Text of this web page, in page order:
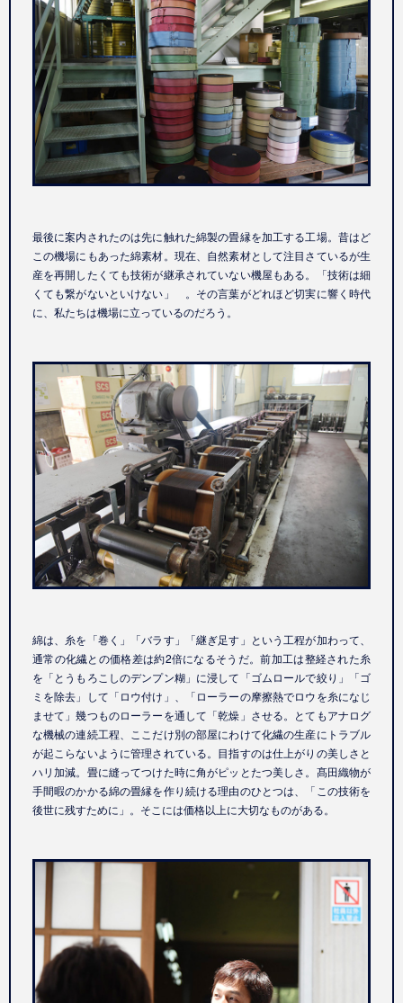
最後に案内されたのは先に触れた綿製の畳縁を加工する工場。昔はど
この機場にもあった綿素材。現在、自然素材として注目さているが生
産を再開したくても技術が継承されていない機屋もある。「技術は細
くても繋がないといけない」 。その言葉がどれほど切実に響く時代
に、私たちは機場に立っているのだろう。
綿は、糸を「巻く」「バラす」「継ぎ足す」という工程が加わって、
通常の化繊との価格差は約2倍になるそうだ。前加工は整経された糸
を「とうもろこしのデンプン糊」に浸して「ゴムロールで絞り」「ゴ
ミを除去」して「ロウ付け」、「ローラーの摩擦熱でロウを糸になじ
ませて」幾つものローラーを通して「乾燥」させる。とてもアナログ
な機械の連続工程、ここだけ別の部屋にわけて化繊の生産にトラブル
が起こらないように管理されている。目指すのは仕上がりの美しさと
ハリ加減。畳に縫ってつけた時に角がピッとたつ美しさ。髙田織物が
手間暇のかかる綿の畳縁を作り続ける理由のひとつは、「この技術を
後世に残すために」。そこには価格以上に大切なものがある。